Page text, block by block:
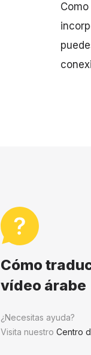
Cómo
vídeo árabe
¿Necesitas ayuda?
Visita nuestro Centro